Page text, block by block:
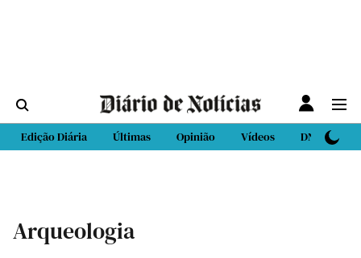
Edição Diária Últimas Opinião Vídeos DN Sport
Arqueologia